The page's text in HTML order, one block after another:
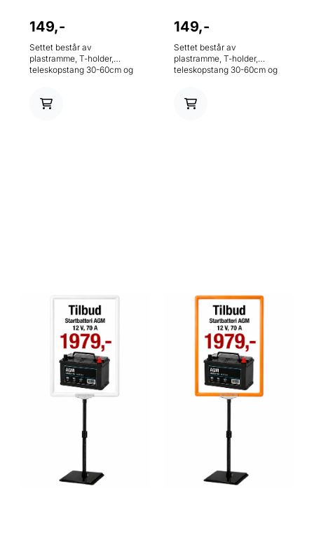
149,-
Settet består av
plastramme, T-holder,
teleskopstang 30-60cm og
149,-
Settet består av
plastramme, T-holder,
teleskopstang 30-60cm og